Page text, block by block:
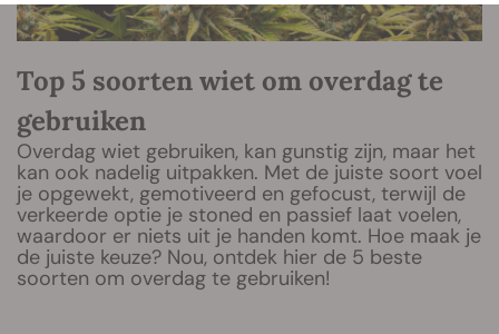
Top 5 soorten wiet om overdag te
gebruiken
Overdag wiet gebruiken, kan gunstig zijn, maar het
kan ook nadelig uitpakken. Met de juiste soort voel
je opgewekt, gemotiveerd en gefocust, terwijl de
verkeerde optie je stoned en passief laat voelen,
waardoor er niets uit je handen komt. Hoe maak je
de juiste keuze? Nou, ontdek hier de 5 beste
soorten om overdag te gebruiken!